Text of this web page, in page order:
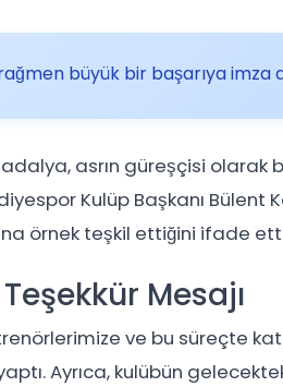
rağmen büyük bir başarıya
asrın güreşçisi
Kulüp Başkanı Bülent
örnek teşkil ettiğini ifade
Mesajı
ve bu süreçte
Ayrıca, kulübün